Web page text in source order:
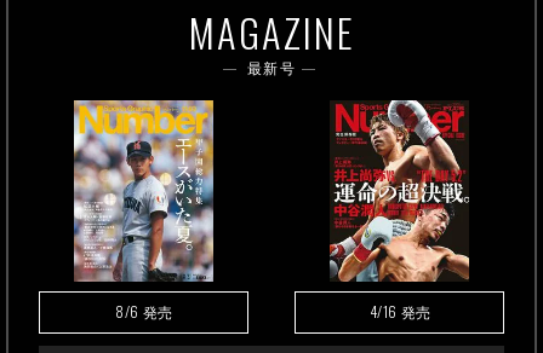
MAGAZINE
最新号
8/6 発売 4/16 発売